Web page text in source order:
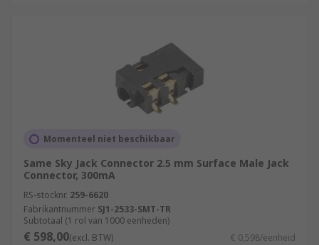
Momenteel niet beschikbaar
Same Sky Jack Connector 2.5 mm Surface Male Jack
Connector, 300mA
RS-stocknr. 259-6620
Fabrikantnummer SJ1-2533-SMT-TR
Subtotaal (1 rol van 1000 eenheden)
€ 598,00(excl. BTW) € 0,598/eenheid